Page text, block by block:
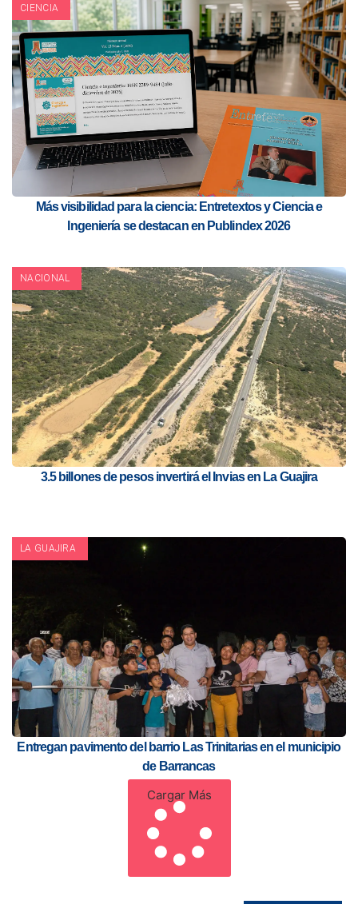
CIENCIA
Más visibilidad para la ciencia: Entretextos y Ciencia e
Ingeniería se destacan en Publindex 2026
NACIONAL
3.5 billones de pesos invertirá el Invias en La Guajira
LA GUAJIRA
Entregan pavimento del barrio Las Trinitarias en el municipio
de Barrancas
Cargar Más